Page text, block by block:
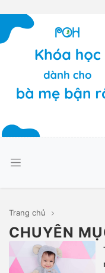
Trang chủ
CHUYÊN